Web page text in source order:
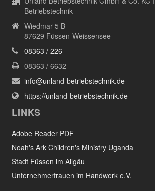
Betriebstechnik
Wiedmar 5 B
87629 Füssen-Weissensee
08363 / 226
08363 / 6632
info@unland-betriebstechnik.de
https://unland-betriebstechnik.de
LINKS
Adobe Reader PDF
Noah's Ark Children's Ministry Uganda
Stadt Füssen im Allgäu
Unternehmerfrauen im Handwerk e.V.